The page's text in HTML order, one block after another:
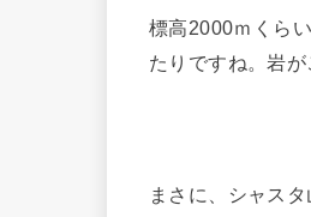
標高2000ｍくら
たりですね。岩
まさに、シャスタ